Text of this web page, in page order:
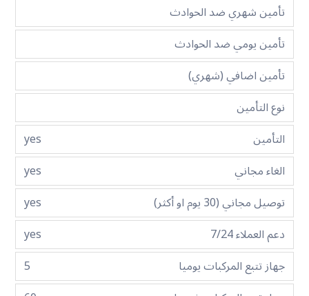
تأمين شهري ضد الحوادث
تأمين يومي ضد الحوادث
تأمين اضافي (شهري)
نوع التأمين
التأمين
yes
الغاء مجاني
yes
توصيل مجاني (30 يوم او أكثر)
yes
دعم العملاء 7/24
yes
جهاز تتبع المركبات يوميا
5